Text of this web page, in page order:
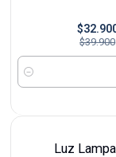
$39.900
Cantidad
Luz